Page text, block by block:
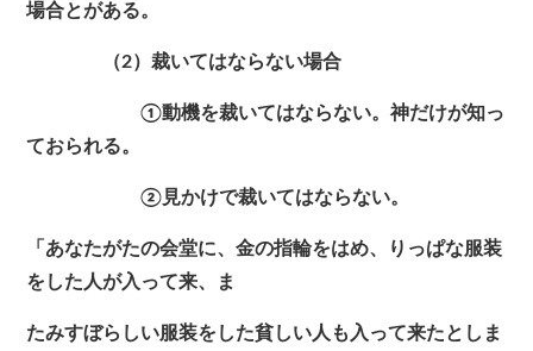
場合とがある。
（2）裁いてはならない場合
①動機を裁いてはならない。神だけが知っ
ておられる。
②見かけで裁いてはならない。
「あなたがたの会堂に、金の指輪をはめ、りっぱな服装
をした人が入って来、ま
たみすぼらしい服装をした貧しい人も入って来たとしま